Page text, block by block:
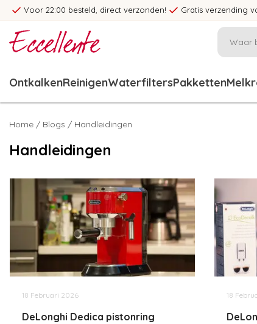
Voor 22:00 besteld, direct verzonden! Gratis verzending
OntkalkenReinigenWaterfiltersPakketten
Home / Blogs / Handleidingen
Handleidingen
18 Februari 2026
DeLonghi Dedica pistonring
18